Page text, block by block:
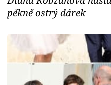
pěkně ostrý dárek